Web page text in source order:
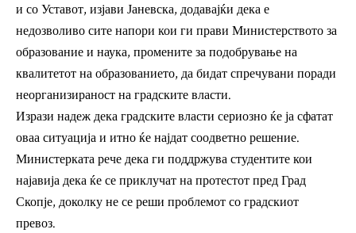
и со Уставот, изјави Јаневска, додавајќи дека е
недозволиво сите напори кои ги прави Министерството за
образование и наука, промените за подобрување на
квалитетот на образованието, да бидат спречувани поради
неорганизираност на градските власти.
Изрази надеж дека градските власти сериозно ќе ја сфатат
оваа ситуација и итно ќе најдат соодветно решение.
Министерката рече дека ги поддржува студентите кои
најавија дека ќе се приклучат на протестот пред Град
Скопје, доколку не се реши проблемот со градскиот
превоз.